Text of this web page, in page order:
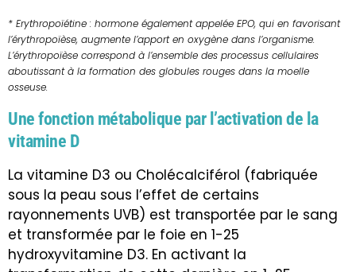
* Erythropoïétine : hormone également appelée EPO, qui en favorisant
l’érythropoïèse, augmente l’apport en oxygène dans l’organisme.
L’érythropoïèse correspond à l’ensemble des processus cellulaires
aboutissant à la formation des globules rouges dans la moelle
osseuse.
Une fonction métabolique par l’activation de la
vitamine D
La vitamine D3 ou Cholécalciférol (fabriquée
sous la peau sous l’effet de certains
rayonnements UVB) est transportée par le sang
et transformée par le foie en 1-25
hydroxyvitamine D3. En activant la